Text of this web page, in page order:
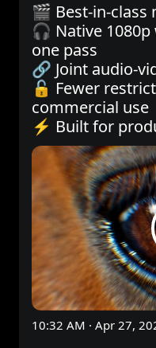
🎬 Best-in-
🎧 Native
one pass
🔗 Joint audio-
🔓 Fewer
commercial use
⚡ Built for
10:32 AM · Apr 27,